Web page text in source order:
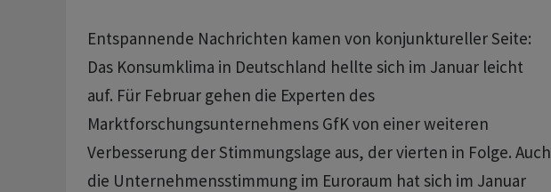
Entspannende Nachrichten kamen von konjunktureller Seite:
Das Konsumklima in Deutschland hellte sich im Januar leicht
auf. Für Februar gehen die Experten des
Marktforschungsunternehmens GfK von einer weiteren
Verbesserung der Stimmungslage aus, der vierten in Folge. Auch
die Unternehmensstimmung im Euroraum hat sich im Januar